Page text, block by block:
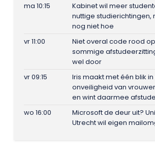
ma 10:15
Kabinet wil meer
nuttige studierichtingen,
nog niet hoe
vr 11:00
Niet overal code rood
sommige
wel door
vr 09:15
Iris maakt met één blik
onveiligheid van
en wint daarmee
wo 16:00
Microsoft de deur uit?
Utrecht wil eigen